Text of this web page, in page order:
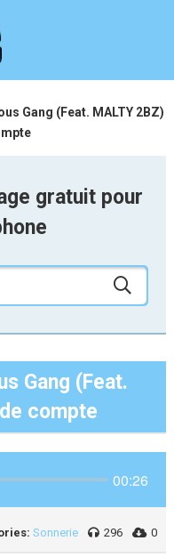
Gang (Feat. MALTY 2BZ)
gratuit pour
Gang (Feat.
compte
00:26
Sonnerie 296 0